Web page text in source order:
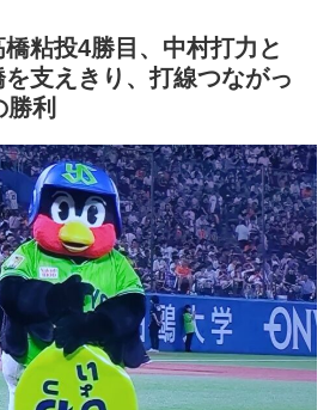
粘投4勝目、中村打力と
支えきり、打線つながっ
利